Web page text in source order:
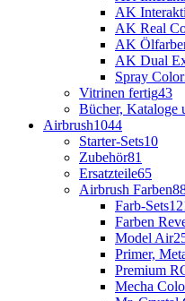
AK
AK Real
AK
AK Dual
Spray Color
Vitrinen fertig43
Bücher, Kataloge
Airbrush1044
Starter-Sets10
Zubehör81
Ersatzteile65
Airbrush Farben
Farb-Sets
Farben
Model Air
Primer,
Premium
Mecha